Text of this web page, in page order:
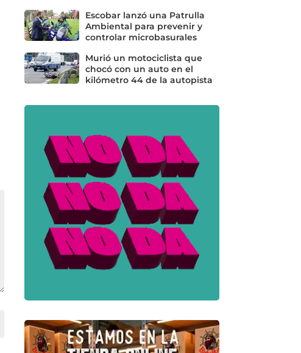
Escobar lanzó una Patrulla
Ambiental para prevenir y
controlar microbasurales
Murió un motociclista que
chocó con un auto en el
kilómetro 44 de la autopista